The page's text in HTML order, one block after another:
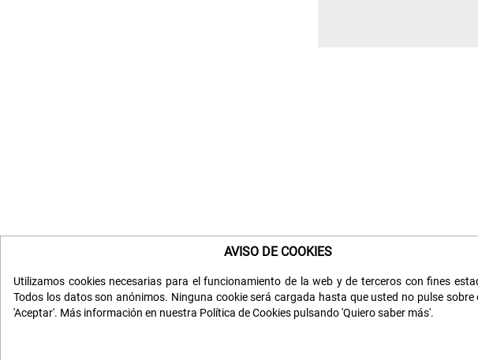
AVISO DE COOKIES
Utilizamos cookies necesarias para el funcionamiento de la web y de terceros con fines
Todos los datos son anónimos. Ninguna cookie será cargada hasta que usted no pulse sobre
'Aceptar'. Más información en nuestra Política de Cookies pulsando 'Quiero saber más'.